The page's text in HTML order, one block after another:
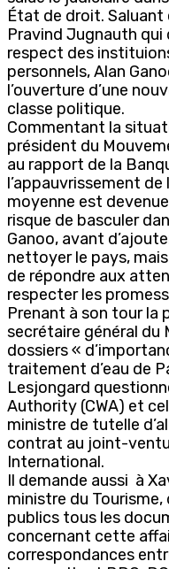
État de droit. Saluant
Pravind Jugnauth qui
respect des
personnels, Alan
l’ouverture d’une
classe politique.
Commentant la
président du
au rapport de la
l’appauvrissement
moyenne est
risque de basculer
Ganoo, avant
nettoyer le pays,
de répondre aux
respecter les
Prenant à son tour la
secrétaire général du
dossiers «
traitement d’eau de
Lesjongard
Authority (CWA) et
ministre de tutelle
contrat au joint-
International.
Il demande aussi à
ministre du
publics tous les
concernant cette
correspondances